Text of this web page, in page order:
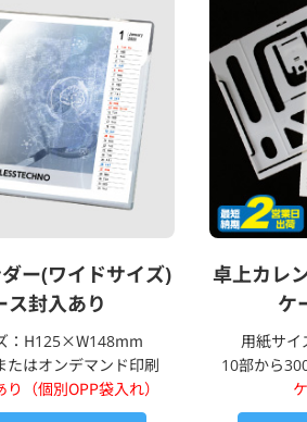
ー(ワイドサイズ)
ス封入あり
：H125×W148mm
たはオンデマンド印刷
（個別OPP袋入れ）
卓上カレ
ケ
用紙サ
10部から